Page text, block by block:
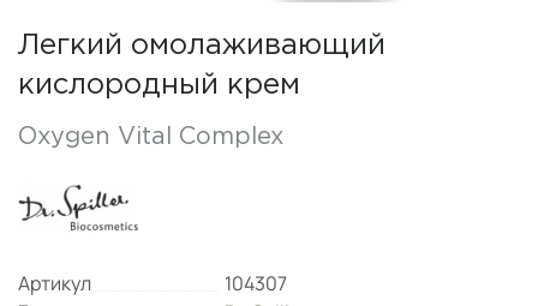
Легкий омолаживающий
кислородный крем
Oxygen Vital Complex
Артикул
104307